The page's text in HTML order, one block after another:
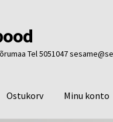
Tel 5051047
Ostukorv Minu konto